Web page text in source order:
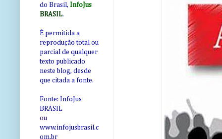
do Brasil, InfoJus
BRASIL.
É permitida a
reprodução total ou
parcial de qualquer
texto publicado
neste blog, desde
que citada a fonte.
Fonte: InfoJus
BRASIL
ou
www.infojusbrasil.c
om.br